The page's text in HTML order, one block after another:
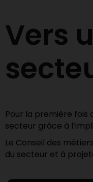
Vers
Pour la première fois
secteur grâce à
Le Conseil des
du secteur et à